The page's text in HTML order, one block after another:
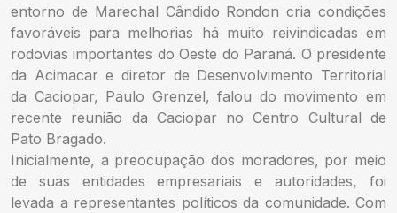
entorno de Marechal Cândido Rondon cria condições
favoráveis para melhorias há muito reivindicadas em
rodovias importantes do Oeste do Paraná. O presidente
da Acimacar e diretor de Desenvolvimento Territorial
da Caciopar, Paulo Grenzel, falou do movimento em
recente reunião da Caciopar no Centro Cultural de
Pato Bragado.
Inicialmente, a preocupação dos moradores, por meio
de suas entidades empresariais e autoridades, foi
levada a representantes políticos da comunidade. Com